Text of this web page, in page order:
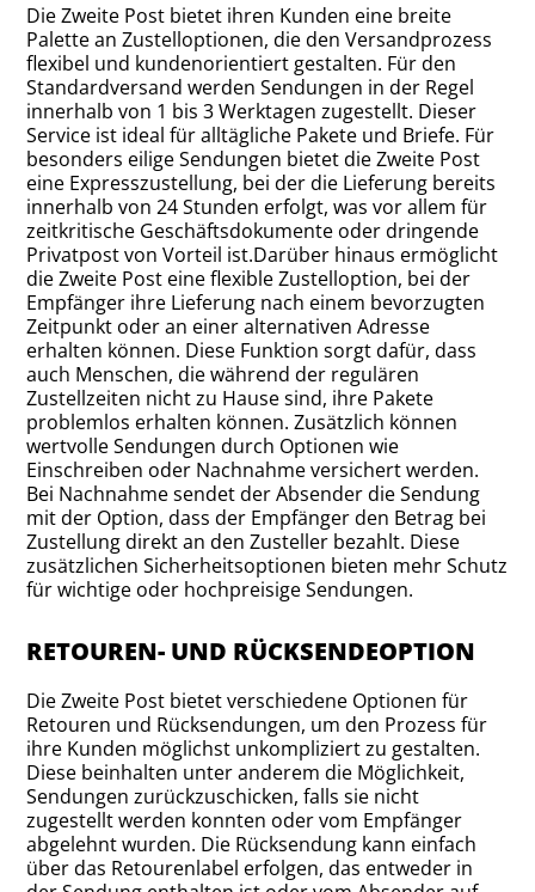
Die Zweite Post bietet ihren Kunden eine breite
Palette an Zustelloptionen, die den Versandprozess
flexibel und kundenorientiert gestalten. Für den
Standardversand werden Sendungen in der Regel
innerhalb von 1 bis 3 Werktagen zugestellt. Dieser
Service ist ideal für alltägliche Pakete und Briefe. Für
besonders eilige Sendungen bietet die Zweite Post
eine Expresszustellung, bei der die Lieferung bereits
innerhalb von 24 Stunden erfolgt, was vor allem für
zeitkritische Geschäftsdokumente oder dringende
Privatpost von Vorteil ist.Darüber hinaus ermöglicht
die Zweite Post eine flexible Zustelloption, bei der
Empfänger ihre Lieferung nach einem bevorzugten
Zeitpunkt oder an einer alternativen Adresse
erhalten können. Diese Funktion sorgt dafür, dass
auch Menschen, die während der regulären
Zustellzeiten nicht zu Hause sind, ihre Pakete
problemlos erhalten können. Zusätzlich können
wertvolle Sendungen durch Optionen wie
Einschreiben oder Nachnahme versichert werden.
Bei Nachnahme sendet der Absender die Sendung
mit der Option, dass der Empfänger den Betrag bei
Zustellung direkt an den Zusteller bezahlt. Diese
zusätzlichen Sicherheitsoptionen bieten mehr Schutz
für wichtige oder hochpreisige Sendungen.
RETOUREN- UND RÜCKSENDEOPTION
Die Zweite Post bietet verschiedene Optionen für
Retouren und Rücksendungen, um den Prozess für
ihre Kunden möglichst unkompliziert zu gestalten.
Diese beinhalten unter anderem die Möglichkeit,
Sendungen zurückzuschicken, falls sie nicht
zugestellt werden konnten oder vom Empfänger
abgelehnt wurden. Die Rücksendung kann einfach
über das Retourenlabel erfolgen, das entweder in